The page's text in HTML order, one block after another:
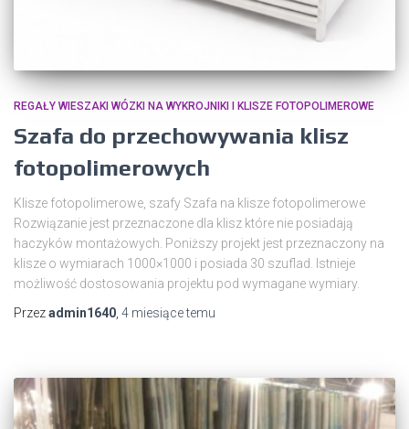
REGAŁY WIESZAKI WÓZKI NA WYKROJNIKI I KLISZE FOTOPOLIMEROWE
Szafa do przechowywania klisz
fotopolimerowych
Klisze fotopolimerowe, szafy Szafa na klisze fotopolimerowe
Rozwiązanie jest przeznaczone dla klisz które nie posiadają
haczyków montażowych. Poniższy projekt jest przeznaczony na
klisze o wymiarach 1000×1000 i posiada 30 szuflad. Istnieje
możliwość dostosowania projektu pod wymagane wymiary.
Przezadmin1640 4 miesiącetemu